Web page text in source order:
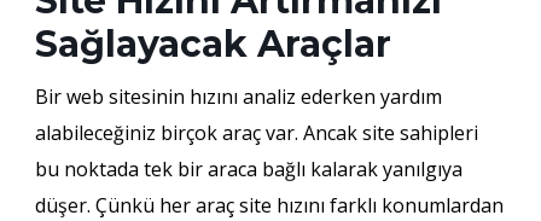
Sağlayacak Araçlar
Bir web sitesinin hızını analiz ederken yardım
alabileceğiniz birçok araç var. Ancak site sahipleri
bu noktada tek bir araca bağlı kalarak yanılgıya
düşer. Çünkü her araç site hızını farklı konumlardan